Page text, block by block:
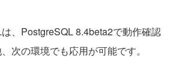
、PostgreSQL 8.4beta2で動作確認
次の環境でも応用が可能です。